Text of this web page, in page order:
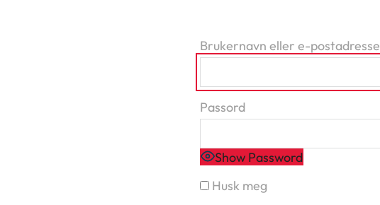
Brukernavn eller e-postadresse
Passord
Show Password
Husk meg